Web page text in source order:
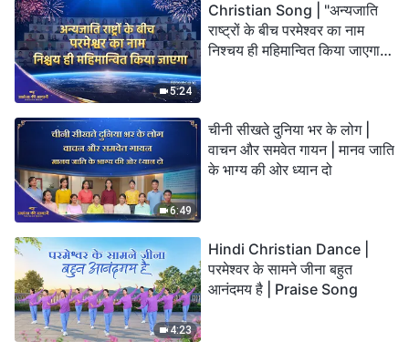
5:24
Christian Song | "अन्यजाति
राष्ट्रों के बीच परमेश्वर का नाम
निश्चय ही महिमान्वित किया जाएगा" |
6:49
चीनी सीखते दुनिया भर के लोग |
वाचन और समवेत गायन | मानव जाति
के भाग्य की ओर ध्यान दो
4:23
Hindi Christian Dance |
परमेश्वर के सामने जीना बहुत
आनंदमय है | Praise Song